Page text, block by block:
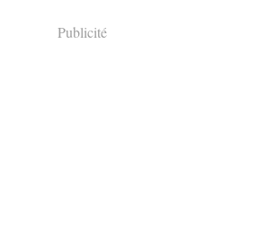
Publicité